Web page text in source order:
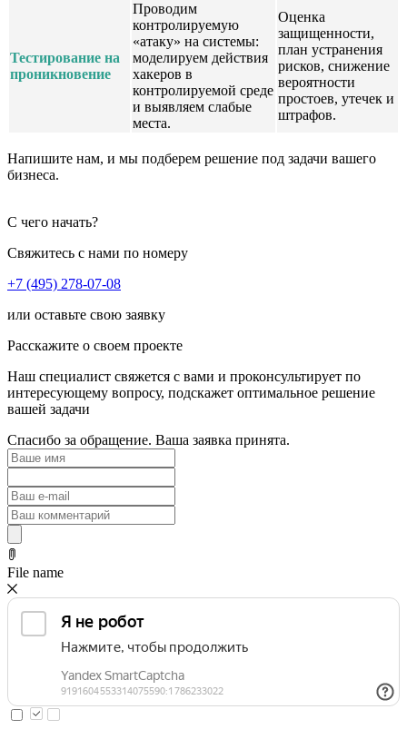
Тестирование на
проникновение
Проводим
контролируемую
«атаку» на системы:
моделируем действия
хакеров в
контролируемой среде
и выявляем слабые
места.
Оценка
защищенности,
план устранения
рисков, снижение
вероятности
простоев, утечек и
штрафов.
Напишите нам, и мы подберем решение под задачи вашего
бизнеса.
С чего начать?
Свяжитесь с нами по номеру
+7 (495) 278-07-08
или оставьте свою заявку
Расскажите о своем проекте
Наш специалист свяжется с вами и проконсультирует по
интересующему вопросу, подскажет оптимальное решение
вашей задачи
Спасибо за обращение. Ваша заявка принята.
File name